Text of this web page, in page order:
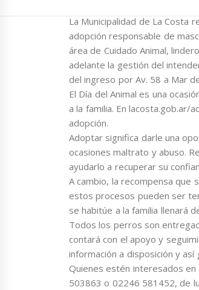
La Municipalidad de La Costa
adopción responsable de
área de Cuidado Animal,
adelante la gestión del
del ingreso por Av. 58 a Mar
El Día del Animal es una
a la familia. En
adopción.
Adoptar significa darle una
ocasiones maltrato y abuso.
ayudarlo a recuperar su
A cambio, la recompensa que
estos procesos pueden ser
se habitúe a la familia llenará
Todos los perros son
contará con el apoyo y
información a disposición y
Quienes estén interesados
503863 o 02246 581452, de